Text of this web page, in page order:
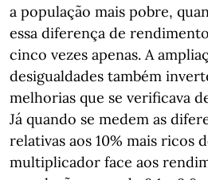
a população mais pobre,
essa diferença de
cinco vezes apenas. A
desigualdades também
melhorias que se verificava
Já quando se medem as
relativas aos 10% mais ricos
multiplicador face aos